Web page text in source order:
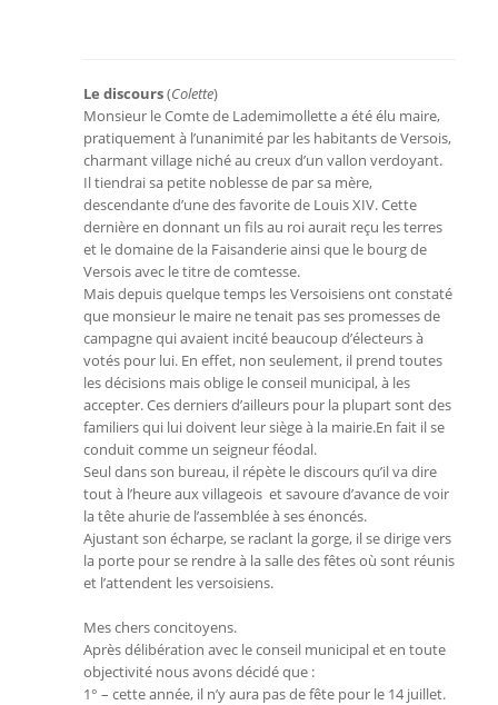
Le discours(Colette)
Monsieur le Comte de Lademimollette a été élu maire,
pratiquement à l’unanimité par les habitants de Versois,
charmant village niché au creux d’un vallon verdoyant.
Il tiendrai sa petite noblesse de par sa mère,
descendante d’une des favorite de Louis XIV. Cette
dernière en donnant un fils au roi aurait reçu les terres
et le domaine de la Faisanderie ainsi que le bourg de
Versois avec le titre de comtesse.
Mais depuis quelque temps les Versoisiens ont constaté
que monsieur le maire ne tenait pas ses promesses de
campagne qui avaient incité beaucoup d’électeurs à
votés pour lui. En effet, non seulement, il prend toutes
les décisions mais oblige le conseil municipal, à les
accepter. Ces derniers d’ailleurs pour la plupart sont des
familiers qui lui doivent leur siège à la mairie.En fait il se
conduit comme un seigneur féodal.
Seul dans son bureau, il répète le discours qu’il va dire
tout à l’heure aux villageois et savoure d’avance de voir
la tête ahurie de l’assemblée à ses énoncés.
Ajustant son écharpe, se raclant la gorge, il se dirige vers
la porte pour se rendre à la salle des fêtes où sont réunis
et l’attendent les versoisiens.
Mes chers concitoyens.
Après délibération avec le conseil municipal et en toute
objectivité nous avons décidé que :
1° – cette année, il n’y aura pas de fête pour le 14 juillet.